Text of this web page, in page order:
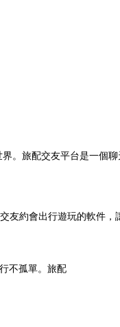
。旅配交友平台是一個
友約會出行遊玩的軟件，
不孤單。旅配